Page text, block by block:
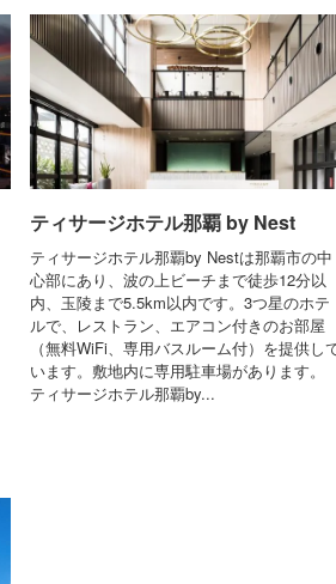
ティサージホテル那覇 by Nest
ティサージホテル那覇by Nestは那覇市の中
心部にあり、波の上ビーチまで徒歩12分以
内、玉陵まで5.5km以内です。3つ星のホテ
ルで、レストラン、エアコン付きのお部屋
（無料WiFi、専用バスルーム付）を提供し
います。敷地内に専用駐車場があります。
ティサージホテル那覇by...